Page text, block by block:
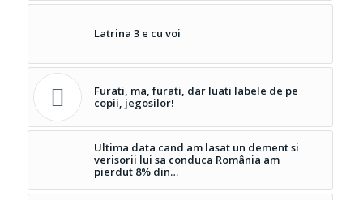
Latrina 3 e cu voi
Furati, ma, furati, dar luati labele de pe
copii, jegosilor!
Ultima data cand am lasat un dement si
verisorii lui sa conduca România am
pierdut 8% din…